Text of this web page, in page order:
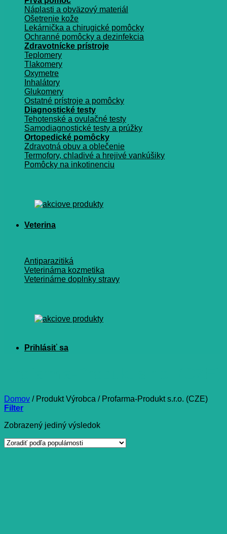
Náplasti a obväzový materiál
Ošetrenie kože
Lekárnička a chirugické pomôcky
Ochranné pomôcky a dezinfekcia
Zdravotnícke prístroje
Teplomery
Tlakomery
Oxymetre
Inhalátory
Glukomery
Ostatné prístroje a pomôcky
Diagnostické testy
Tehotenské a ovulačné testy
Samodiagnostické testy a prúžky
Ortopedické pomôcky
Zdravotná obuv a oblečenie
Termofory, chladivé a hrejivé vankúšiky
Pomôcky na inkotinenciu
Veterina
Antiparazitiká
Veterinárna kozmetika
Veterinárne doplnky stravy
Domov /Produkt Výrobca /Profarma-Produkt s.r.o. (CZE)
Filter
Zobrazený jediný výsledok